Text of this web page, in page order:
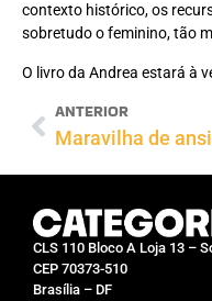
contexto histórico, os
sobretudo o feminino, tão
O livro da Andrea estará à
ANTERIOR
CLS 110 Bloco A Loja 13 –
CEP 70373-510
Brasília – DF